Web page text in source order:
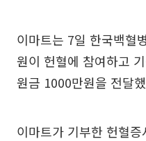
이마트는 7일 한국백혈
원이 헌혈에 참여하고
원금 1000만원을 전달
이마트가 기부한 헌혈